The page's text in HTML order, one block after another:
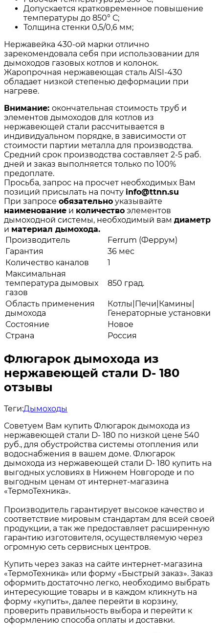
Допускается кратковременное повышение
температуры до 850° С;
Толщина стенки 0,5/0,6 мм;
Нержавейка 430-ой марки отлично
зарекомендовала себя при использовании для
дымоходов газовых котлов и колонок.
Жаропрочная нержавеющая сталь AISI-430
обладает низкой степенью деформации при
нагреве.
Внимание: окончательная стоимость труб и
элементов дымоходов для котлов из
нержавеющей стали рассчитывается в
индивидуальном порядке, в зависимости от
стоимости партии металла для производства.
Средний срок производства составляет 2-5 раб.
дней и заказ выполняется только по 100%
предоплате.
Просьба, запрос на просчет необходимых Вам
позиций присылать на почту info@ttnn.su
При запросе обязательно указывайте
наименование и количество элементов
дымоходной системы, необходимый вам диаметр
и материал дымохода.
Производитель
Ferrum (Феррум)
Гарантия
36 мес
Количество каналов
1
Максимальная
температура дымовых
газов
850 град.
Область применения
дымохода
Котлы|Печи|Камины|
Генераторные установки
Состояние
Новое
Страна
Россия
Флюгарок дымохода из
нержавеющей стали D- 180
отзывы
Теги:Дымоходы
Советуем Вам купить Флюгарок дымохода из
нержавеющей стали D- 180 по низкой цене 540
руб., для обустройства системы отопления или
водоснабжения в вашем доме. Флюгарок
дымохода из нержавеющей стали D- 180 купить на
выгодных условиях в Нижнем Новгороде и по
выгодным ценам от интернет-магазина
«ТермоТехника».
Производитель гарантирует высокое качество и
соответствие мировым стандартам для всей своей
продукции, а так же предоставляет расширенную
гарантию изготовителя, осуществляемую через
огромную сеть сервисных центров.
Купить через заказ на сайте интернет-магазина
«ТермоТехника» или форму «Быстрый заказ». Заказ
оформить достаточно легко, необходимо выбрать
интересующие товары и в каждом кликнуть на
форму «купить», далее перейти в корзину,
проверить правильность выбора и перейти к
оформлению способа оплаты и доставки.